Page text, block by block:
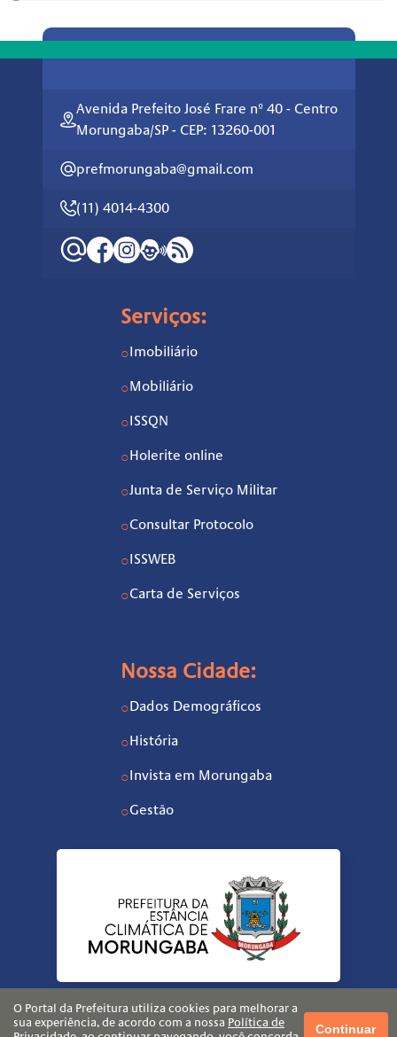
Avenida Prefeito José Frare nº 40 - Centro
Morungaba/SP - CEP: 13260-001
prefmorungaba@gmail.com
(11) 4014-4300
Serviços:
○ Imobiliário
○Mobiliário
○ ISSQN
○ Holerite online
○Junta de Serviço Militar
○Consultar Protocolo
○ ISSWEB
○Carta de Serviços
Nossa Cidade:
○ Dados Demográficos
○ História
○ Invista em Morungaba
○Gestão
O Portal da Prefeitura utiliza cookies para melhorar a
sua experiência, de acordo com a nossa Política de
Continuar